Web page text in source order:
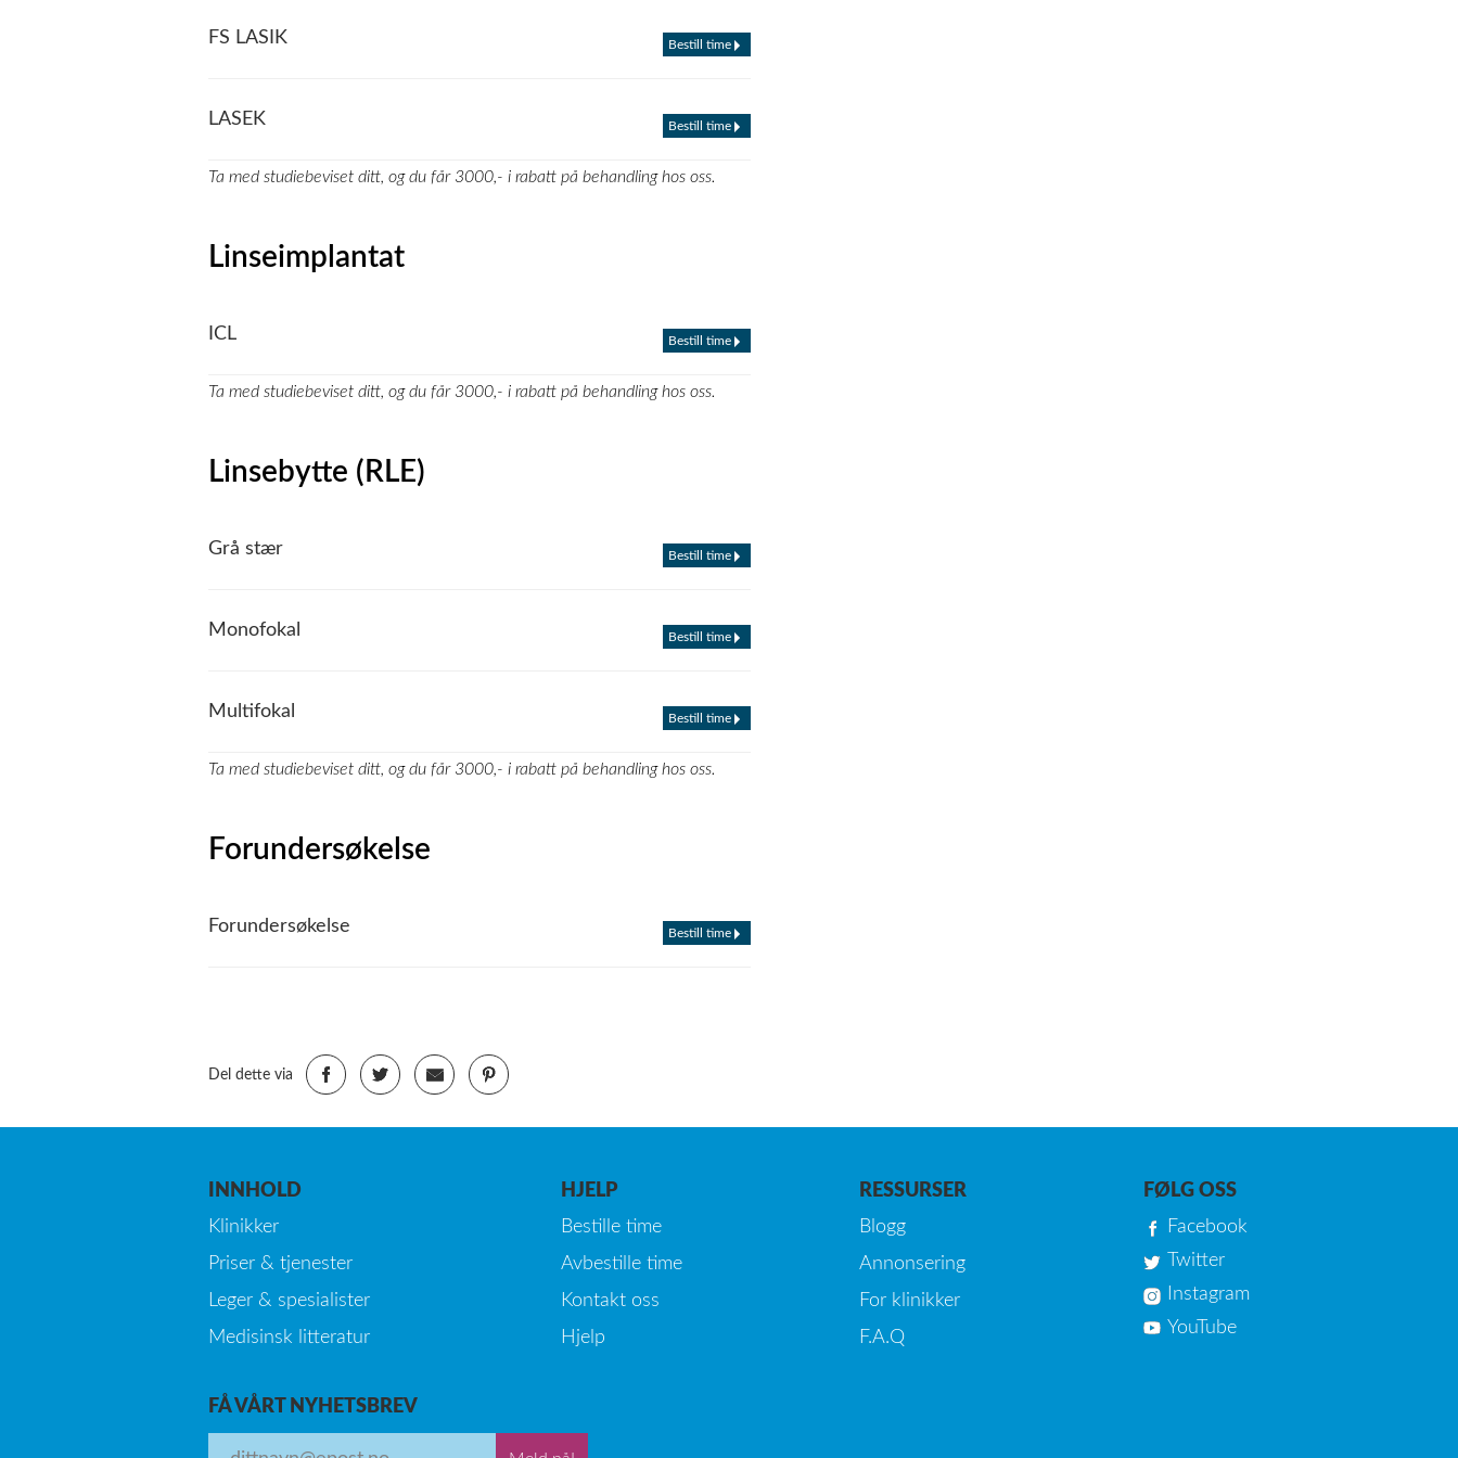
FS LASIK Bestill time
LASEK Bestill time
Ta med studiebeviset ditt, og du får 3000,- i rabatt på behandling hos oss.
Linseimplantat
ICL Bestill time
Ta med studiebeviset ditt, og du får 3000,- i rabatt på behandling hos oss.
Linsebytte (RLE)
Grå stær Bestill time
Monofokal Bestill time
Multifokal Bestill time
Ta med studiebeviset ditt, og du får 3000,- i rabatt på behandling hos oss.
Forundersøkelse
Forundersøkelse Bestill time
Del dette via
INNHOLD
Klinikker
Priser & tjenester
Leger & spesialister
Medisinsk litteratur
HJELP
Bestille time
Avbestille time
Kontakt oss
Hjelp
RESSURSER
Blogg
Annonsering
For klinikker
F.A.Q
FØLG OSS
Facebook
Twitter
Instagram
YouTube
FÅ VÅRT NYHETSBREV